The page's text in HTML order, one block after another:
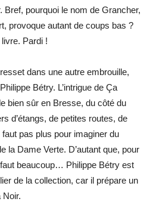
Bref, pourquoi le nom de Grancher,
provoque autant de coups bas ?
Pardi !
dans une autre embrouille,
Bétry. L’intrigue de Ça
bien sûr en Bresse, du côté du
d’étangs, de petites routes, de
faut pas plus pour imaginer du
la Dame Verte. D’autant que, pour
beaucoup… Philippe Bétry est
de la collection, car il prépare un
Noir.